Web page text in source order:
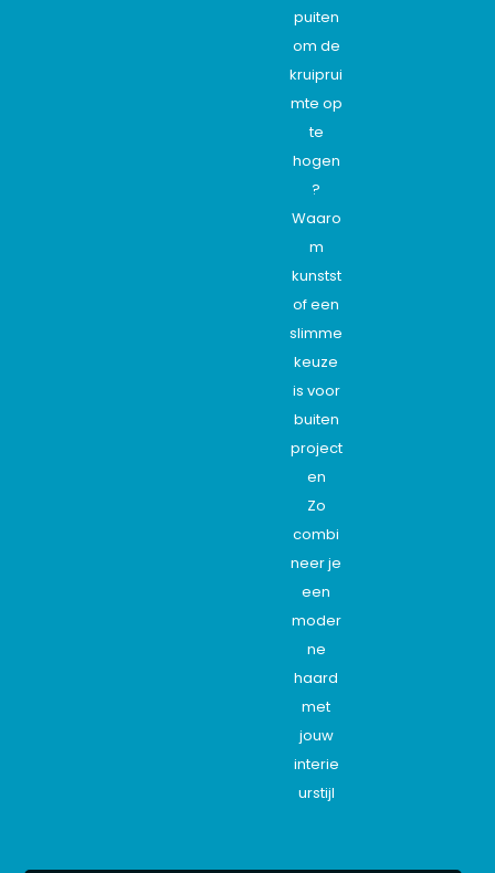
puiten
om de
kruiprui
mte op
te
hogen
?
Waaro
m
kunstst
of een
slimme
keuze
is voor
buiten
project
en
Zo
combi
neer je
een
moder
ne
haard
met
jouw
interie
urstijl